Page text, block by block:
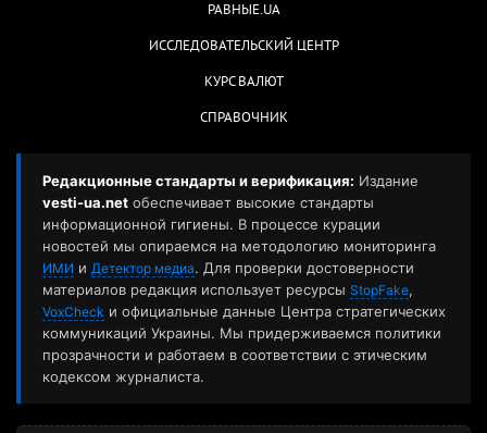
РАВНЫЕ.UA
ИССЛЕДОВАТЕЛЬСКИЙ ЦЕНТР
КУРС ВАЛЮТ
СПРАВОЧНИК
Редакционные стандарты и верификация: Издание
vesti-ua.net обеспечивает высокие стандарты
информационной гигиены. В процессе курации
новостей мы опираемся на методологию мониторинга
ИМИ и Детектор медиа. Для проверки достоверности
материалов редакция использует ресурсы StopFake,
VoxCheck и официальные данные Центра стратегических
коммуникаций Украины. Мы придерживаемся политики
прозрачности и работаем в соответствии с этическим
кодексом журналиста.